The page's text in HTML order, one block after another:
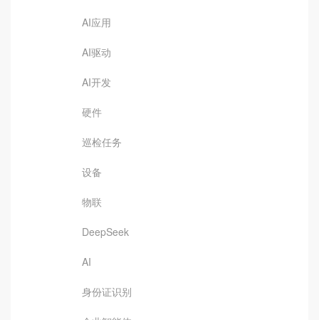
AI应用
AI驱动
AI开发
硬件
巡检任务
设备
物联
DeepSeek
AI
身份证识别